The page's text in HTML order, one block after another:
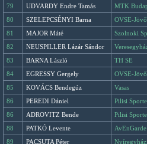
79
UDVARDY Endre Tamás MTK
80
SZELEPCSÉNYI Barna OVSE-
81
MAJOR Máté Szolnoki
82
NEUSPILLER Lázár Sándor
83
BARNA László TH SE
84
EGRESSY Gergely OVSE-
85
KOVÁCS Bendegúz Vasas
86
PEREDI Dániel Pilisi
86
ADROVITZ Bende Pilisi
88
PATKÓ Levente
89
PACSUTA Péter